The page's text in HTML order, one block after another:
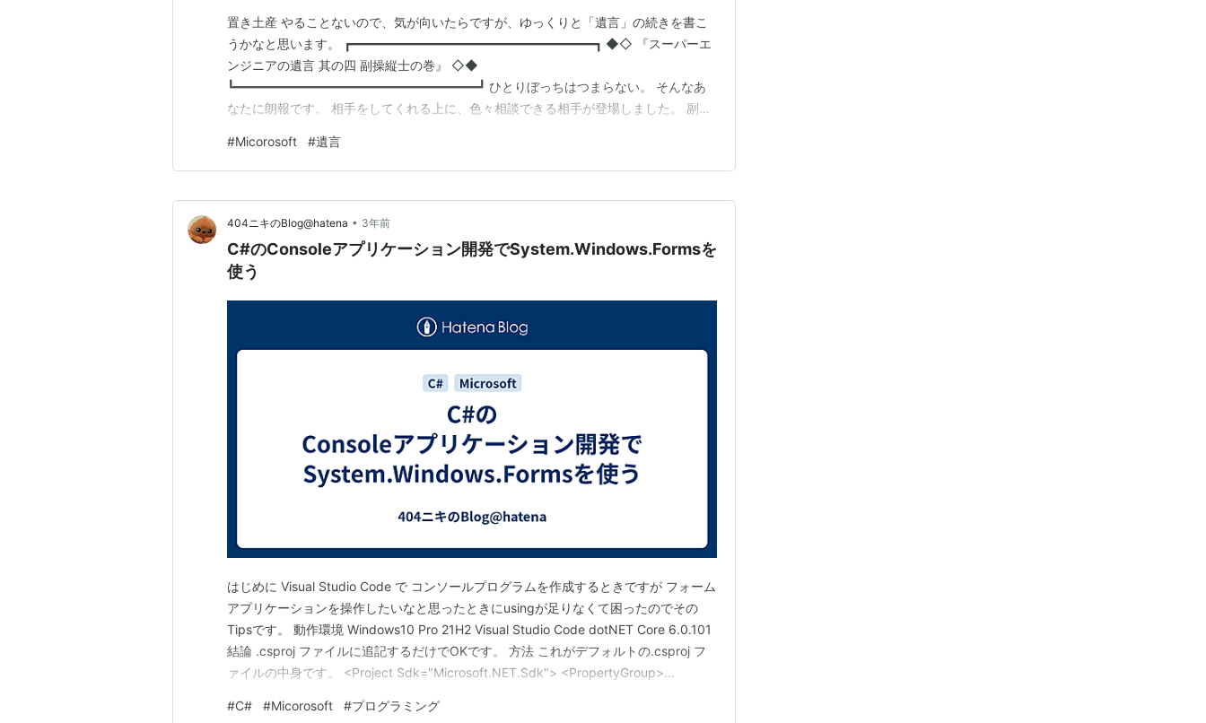
置き土産 やることないので、気が向いたらですが、ゆっくりと「遺言」の続きを書こ
うかなと思います。 ┏━━━━━━━━━━━━━━━━━━━━━━━━━━━━━━━━━━┓ ◆◇ 『スーパーエ
ンジニアの遺言 其の四 副操縦士の巻』 ◇◆
┗━━━━━━━━━━━━━━━━━━━━━━━━━━━━━━━━━━┛ ひとりぼっちはつまらない。 そんなあ
なたに朗報です。 相手をしてくれる上に、色々相談できる相手が登場しました。 副操
Microsoft Copilot 「日本マイクロソフトは、生成AIを活用した一連の機能「Mic…
#Micorosoft #遺言
404ニキのBlog@hatena • 3年前
C#のConsoleアプリケーション開発でSystem.Windows.Formsを
使う
はじめに Visual Studio Code で コンソールプログラムを作成するときですが フォーム
アプリケーションを操作したいなと思ったときにusingが足りなくて困ったのでその
Tipsです。 動作環境 Windows10 Pro 21H2 Visual Studio Code dotNET Core 6.0.101
結論 .csproj ファイルに追記するだけでOKです。 方法 これがデフォルトの.csproj フ
ァイルの中身です。 <Project Sdk="Microsoft.NET.Sdk"> <PropertyGroup>
#C# #Micorosoft #プログラミング